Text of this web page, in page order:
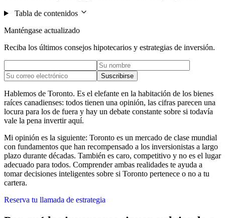
Tabla de contenidos
Manténgase actualizado
Reciba los últimos consejos hipotecarios y estrategias de inversión.
Suscribirse
Hablemos de Toronto. Es el elefante en la habitación de los bienes
raíces canadienses: todos tienen una opinión, las cifras parecen una
locura para los de fuera y hay un debate constante sobre si todavía
vale la pena invertir aquí.
Mi opinión es la siguiente: Toronto es un mercado de clase mundial
con fundamentos que han recompensado a los inversionistas a largo
plazo durante décadas. También es caro, competitivo y no es el lugar
adecuado para todos. Comprender ambas realidades te ayuda a
tomar decisiones inteligentes sobre si Toronto pertenece o no a tu
cartera.
Reserva tu llamada de estrategia